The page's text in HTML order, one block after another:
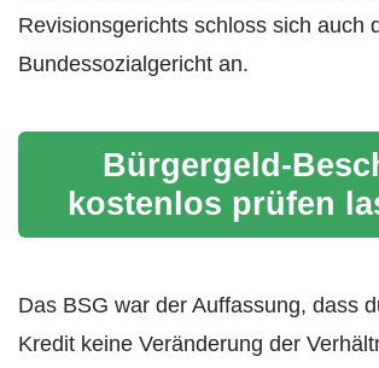
Revisionsgerichts schloss sich auch
Bundessozialgericht an.
Bürgergeld-
kostenlos prüfen
Das BSG war der Auffassung, dass
Kredit keine Veränderung der